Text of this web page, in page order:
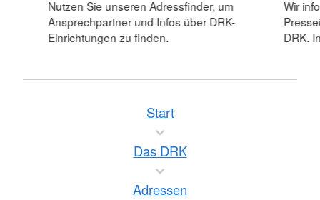
Nutzen Sie unseren Adressfinder, um
Ansprechpartner und Infos über DRK-
Einrichtungen zu finden.
Wir
DRK.
Start
Das DRK
Adressen